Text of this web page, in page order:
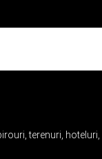
terenuri,